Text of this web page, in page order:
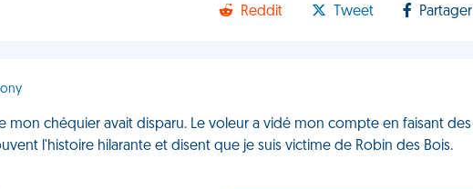
Reddit Tweet Partager
chéquier avait disparu. Le voleur a vidé mon compte en faisant des
l'histoire hilarante et disent que je suis victime de Robin des Bois.